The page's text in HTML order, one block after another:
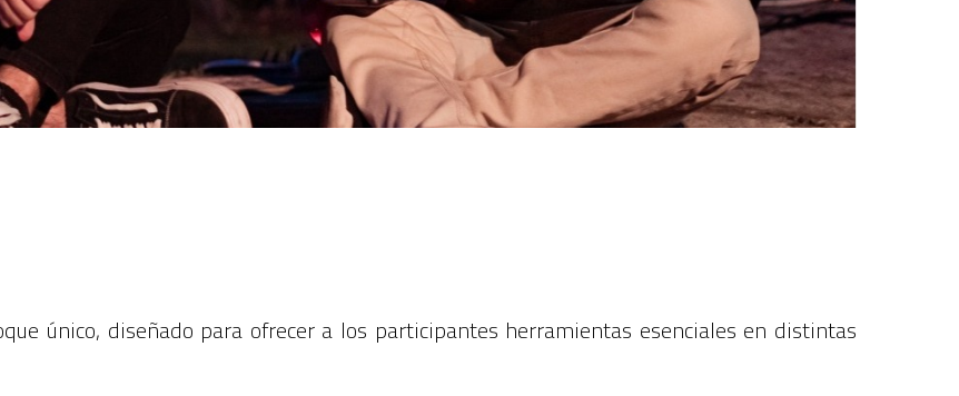
único, diseñado para ofrecer a los participantes herramientas esenciales en distintas